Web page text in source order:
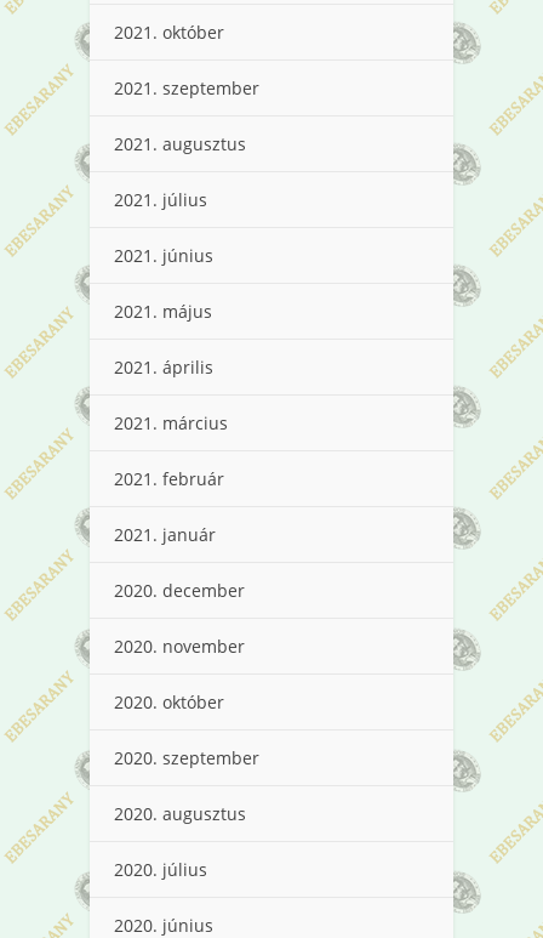
2021. október
2021. szeptember
2021. augusztus
2021. július
2021. június
2021. május
2021. április
2021. március
2021. február
2021. január
2020. december
2020. november
2020. október
2020. szeptember
2020. augusztus
2020. július
2020. június